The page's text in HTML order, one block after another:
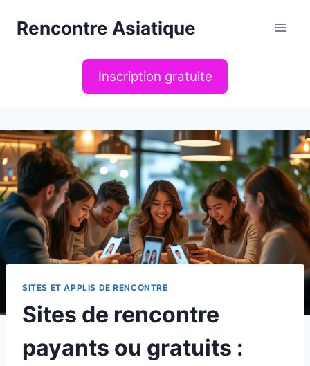
Rencontre Asiatique
Inscription gratuite
SITES ET APPLIS DE RENCONTRE
Sites de rencontre
payants ou gratuits :